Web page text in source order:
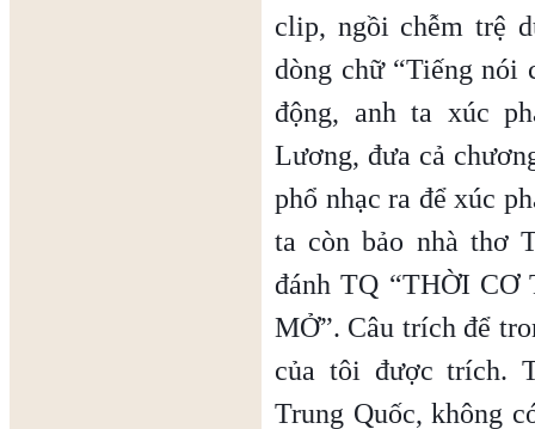
clip, ngồi chễm trệ
dòng chữ “Tiếng nói
động, anh ta xúc
Lương, đưa cả
phổ nhạc ra để xúc
ta còn bảo nhà thơ
đánh TQ “THỜI
MỞ”. Câu trích để
của tôi được trích.
Trung Quốc, không